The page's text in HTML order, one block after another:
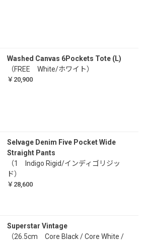
Washed Canvas 6Pockets Tote (L)
（FREE White/ホワイト）
￥20,900
Selvage Denim Five Pocket Wide
Straight Pants
（1 Indigo Rigid/インディゴリジッ
ド）
￥28,600
Superstar Vintage
（26.5cm Core Black / Core White /